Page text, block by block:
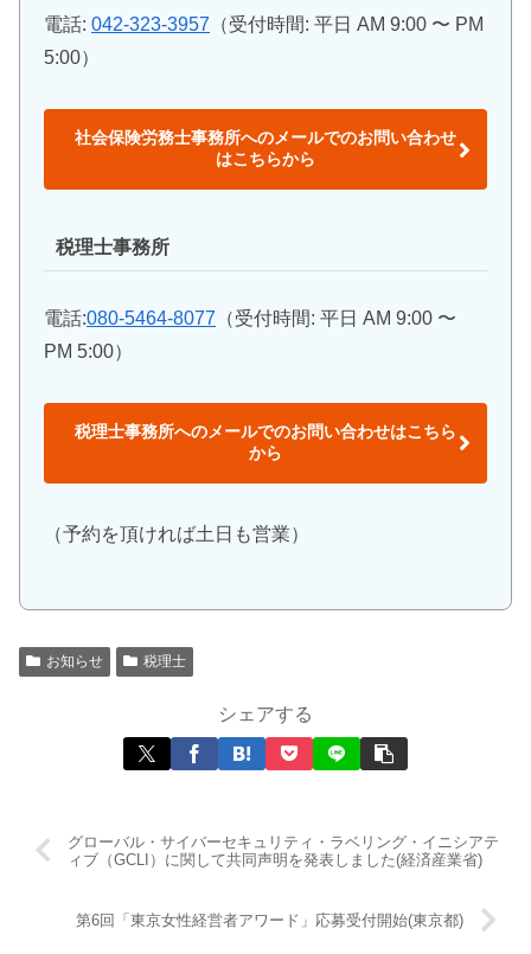
電話: 042-323-3957 （受付時間: 平日 AM 9:00 〜 PM
5:00）
社会保険労務士事務所へのメールでのお問い合わせ
はこちらから
税理士事務所
電話:080-5464-8077 （受付時間: 平日 AM 9:00 〜
PM 5:00）
税理士事務所へのメールでのお問い合わせはこちら
から
（予約を頂ければ土日も営業）
お知らせ 税理士
シェアする
グローバル・サイバーセキュリティ・ラベリング・イニシアテ
ィブ（GCLI）に関して共同声明を発表しました(経済産業省)
第6回「東京女性経営者アワード」応募受付開始(東京都)